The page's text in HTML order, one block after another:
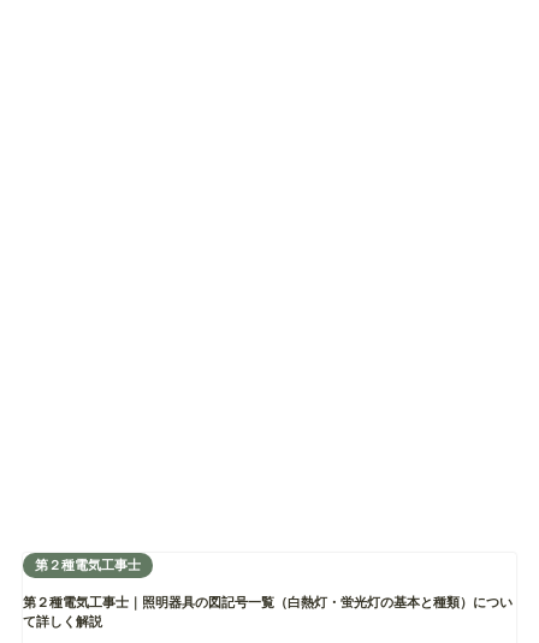
第２種電気工事士
第２種電気工事士｜照明器具の図記号一覧（白熱灯・蛍光灯の基本と種類）につい
て詳しく解説